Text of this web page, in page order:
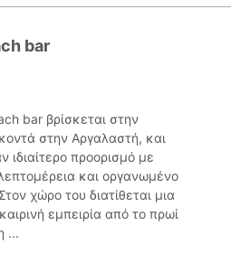
bar
bar βρίσκεται στην
στην Αργαλαστή, και
ιδιαίτερο προορισμό με
και οργανωμένο
χώρο του διατίθεται μια
εμπειρία από το πρωί
...